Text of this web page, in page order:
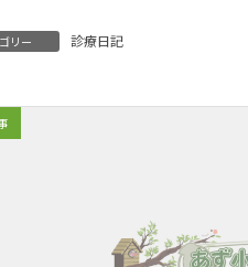
リー 診療日記